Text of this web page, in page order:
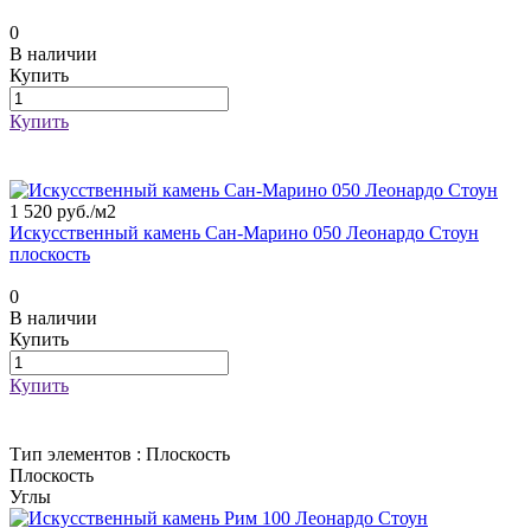
0
В наличии
Купить
Купить
1 520 руб./м2
Искусственный камень Сан-Марино 050 Леонардо Стоун
плоскость
0
В наличии
Купить
Купить
Тип элементов : Плоскость
Плоскость
Углы